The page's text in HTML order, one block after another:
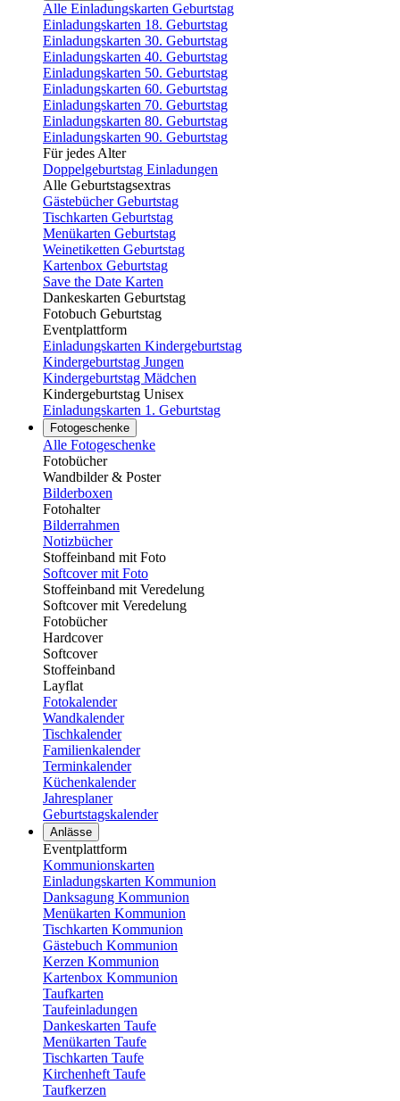
Alle Einladungskarten Geburtstag
Einladungskarten 18. Geburtstag
Einladungskarten 30. Geburtstag
Einladungskarten 40. Geburtstag
Einladungskarten 50. Geburtstag
Einladungskarten 60. Geburtstag
Einladungskarten 70. Geburtstag
Einladungskarten 80. Geburtstag
Einladungskarten 90. Geburtstag
Für jedes Alter
Doppelgeburtstag Einladungen
Alle Geburtstagsextras
Gästebücher Geburtstag
Tischkarten Geburtstag
Menükarten Geburtstag
Weinetiketten Geburtstag
Kartenbox Geburtstag
Save the Date Karten
Dankeskarten Geburtstag
Fotobuch Geburtstag
Eventplattform
Einladungskarten Kindergeburtstag
Kindergeburtstag Jungen
Kindergeburtstag Mädchen
Kindergeburtstag Unisex
Einladungskarten 1. Geburtstag
Fotogeschenke
Alle Fotogeschenke
Fotobücher
Wandbilder & Poster
Bilderboxen
Fotohalter
Bilderrahmen
Notizbücher
Stoffeinband mit Foto
Softcover mit Foto
Stoffeinband mit Veredelung
Softcover mit Veredelung
Fotobücher
Hardcover
Softcover
Stoffeinband
Layflat
Fotokalender
Wandkalender
Tischkalender
Familienkalender
Terminkalender
Küchenkalender
Jahresplaner
Geburtstagskalender
Anlässe
Eventplattform
Kommunionskarten
Einladungskarten Kommunion
Danksagung Kommunion
Menükarten Kommunion
Tischkarten Kommunion
Gästebuch Kommunion
Kerzen Kommunion
Kartenbox Kommunion
Taufkarten
Taufeinladungen
Dankeskarten Taufe
Menükarten Taufe
Tischkarten Taufe
Kirchenheft Taufe
Taufkerzen